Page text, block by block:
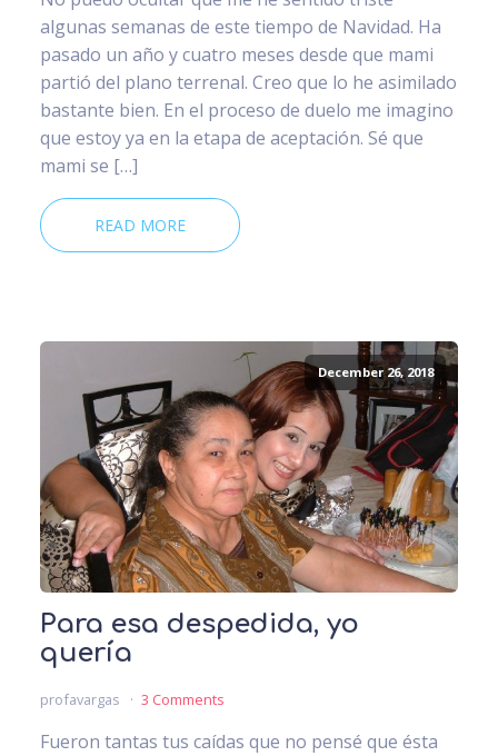
algunas semanas de este tiempo de Navidad. Ha
pasado un año y cuatro meses desde que mami
partió del plano terrenal. Creo que lo he asimilado
bastante bien. En el proceso de duelo me imagino
que estoy ya en la etapa de aceptación. Sé que
mami se […]
READ MORE
December 26, 2018
Para esa despedida, yo
quería
profavargas 3 Comments
Fueron tantas tus caídas que no pensé que ésta